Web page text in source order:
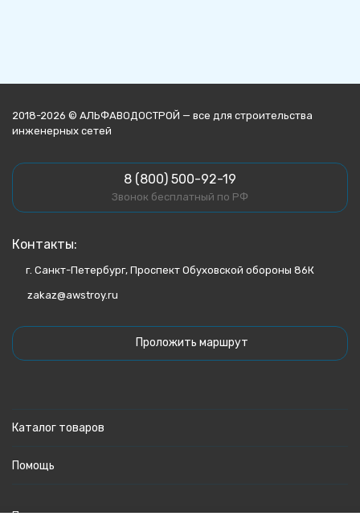
2018-2026 © АЛЬФАВОДОСТРОЙ — все для строительства
инженерных сетей
8 (800) 500-92-19
Звонок бесплатный по РФ
Контакты:
г. Санкт-Петербург, Проспект Обуховской обороны 86К
zakaz@awstroy.ru
Проложить маршрут
Каталог товаров
Помощь